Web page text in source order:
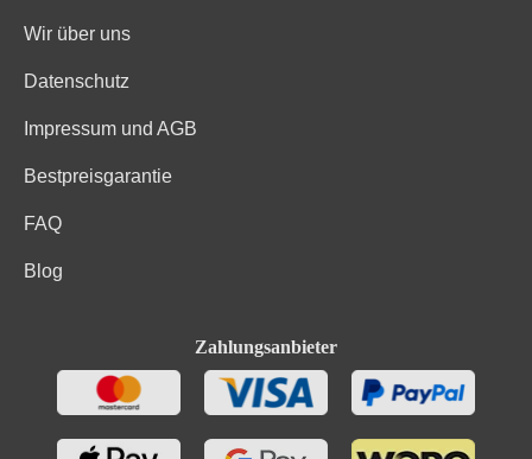
Wir über uns
Datenschutz
Impressum und AGB
Bestpreisgarantie
FAQ
Blog
Zahlungsanbieter